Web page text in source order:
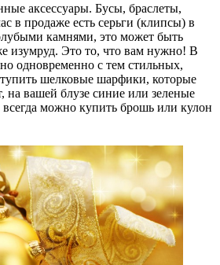
аксессуары. Бусы, браслеты,
в продаже есть серьги (клипсы) в
камнями, это может быть
изумруд. Это то, что вам нужно! В
одновременно с тем стильных,
шелковые шарфики, которые
на вашей блузе синие или зеленые
можно купить брошь или кулон